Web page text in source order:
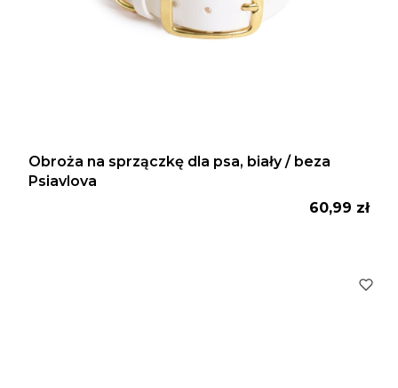
Obroża na sprzączkę dla psa, biały / beza
Psiavlova
Cena
60,99 zł